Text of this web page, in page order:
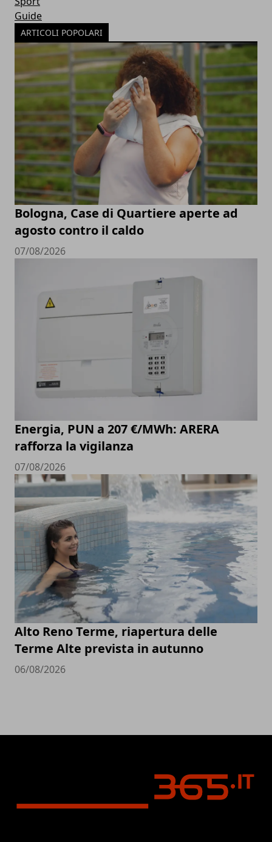
Guide
ARTICOLI POPOLARI
Bologna, Case di Quartiere aperte ad
agosto contro il caldo
07/08/2026
Energia, PUN a 207 €/MWh: ARERA
rafforza la vigilanza
07/08/2026
Alto Reno Terme, riapertura delle
Terme Alte prevista in autunno
06/08/2026